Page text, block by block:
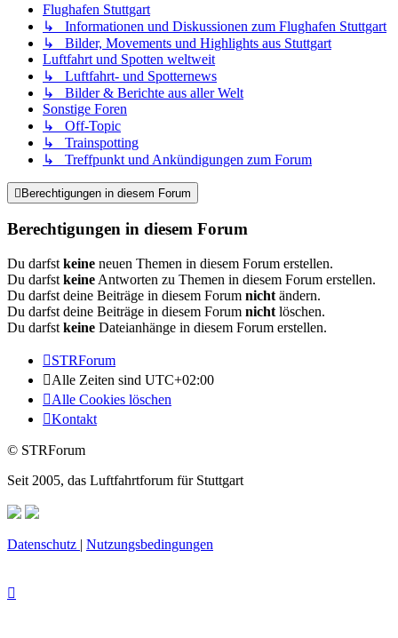
Flughafen Stuttgart
↳ Informationen und Diskussionen zum Flughafen Stuttgart
↳ Bilder, Movements und Highlights aus Stuttgart
Luftfahrt und Spotten weltweit
↳ Luftfahrt- und Spotternews
↳ Bilder & Berichte aus aller Welt
Sonstige Foren
↳ Off-Topic
↳ Trainspotting
↳ Treffpunkt und Ankündigungen zum Forum
Berechtigungen in diesem Forum
Berechtigungen in diesem Forum
Du darfst keine neuen Themen in diesem Forum erstellen.
Du darfst keine Antworten zu Themen in diesem Forum erstellen.
Du darfst deine Beiträge in diesem Forum nicht ändern.
Du darfst deine Beiträge in diesem Forum nicht löschen.
Du darfst keine Dateianhänge in diesem Forum erstellen.
STRForum
Alle Zeiten sind UTC+02:00
Alle Cookies löschen
Kontakt
© STRForum
Seit 2005, das Luftfahrtforum für Stuttgart
Datenschutz | Nutzungsbedingungen